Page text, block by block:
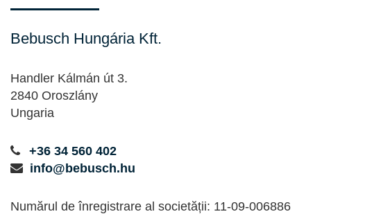
Bebusch Hungária Kft.
Handler Kálmán út 3.
2840 Oroszlány
Ungaria
+36 34 560 402
info@bebusch.hu
Numărul de înregistrare al societății: 11-09-006886